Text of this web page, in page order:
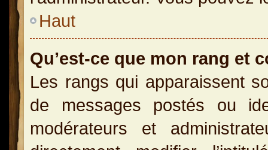
Haut
Qu’est-ce que mon rang et
Les rangs qui apparaissent
de messages postés ou
modérateurs et